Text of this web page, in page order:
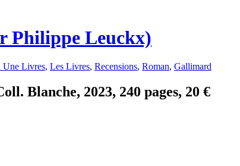
Philippe Leuckx)
Une Livres, Les Livres, Recensions, Roman, Gallimard
Blanche, 2023, 240 pages, 20 €